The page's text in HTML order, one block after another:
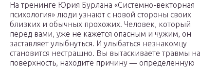
На тренинге Юрия Бурлана «Системно-векторная
психология» люди узнают с новой стороны своих
близких и обычных прохожих. Человек, который
перед вами, уже не кажется опасным и чужим, он
заставляет улыбнуться. И улыбаться незнакомцу
становится нестрашно. Вы вытаскиваете травмы на
поверхность, находите причину — определенную